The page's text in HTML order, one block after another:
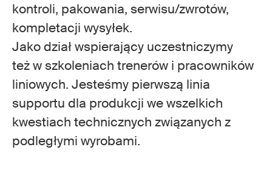
kontroli, pakowania, serwisu/zwrotów,
kompletacji wysyłek.
Jako dział wspierający uczestniczymy
też w szkoleniach trenerów i pracowników
liniowych. Jesteśmy pierwszą linia
supportu dla produkcji we wszelkich
kwestiach technicznych związanych z
podległymi wyrobami.